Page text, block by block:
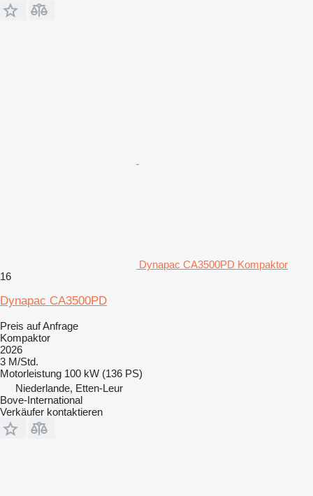
Dynapac CA3500PD Kompaktor
16
Dynapac CA3500PD
Preis auf Anfrage
Kompaktor
2026
3 M/Std.
Motorleistung 100 kW (136 PS)
Niederlande, Etten-Leur
Bove-International
Verkäufer kontaktieren